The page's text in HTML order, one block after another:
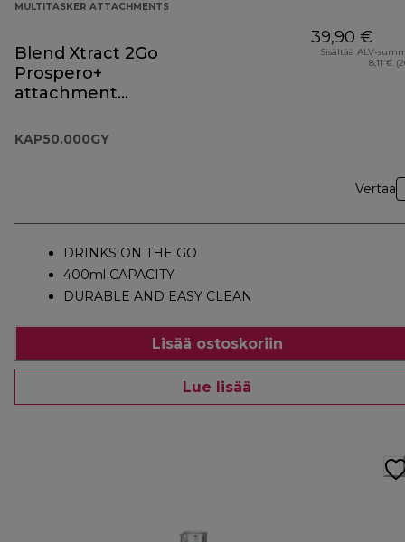
MULTITASKER ATTACHMENTS
Blend Xtract 2Go
Prospero+
attachment
KAP50.000GY
39,90 €
Sisältää ALV-
8,11 €
Vertaa
DRINKS ON THE GO
400ml CAPACITY
DURABLE AND EASY CLEAN
Lisää ostoskoriin
Lue lisää